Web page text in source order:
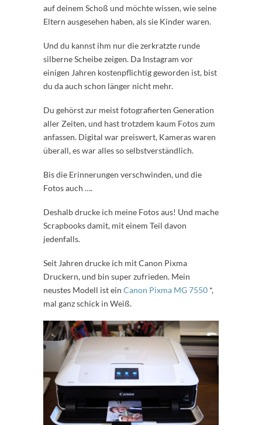
auf deinem Schoß und möchte wissen, wie seine
Eltern ausgesehen haben, als sie Kinder waren.
Und du kannst ihm nur die zerkratzte runde
silberne Scheibe zeigen. Da Instagram vor
einigen Jahren kostenpflichtig geworden ist, bist
du da auch schon länger nicht mehr.
Du gehörst zur meist fotografierten Generation
aller Zeiten, und hast trotzdem kaum Fotos zum
anfassen. Digital war preiswert, Kameras waren
überall, es war alles so selbstverständlich.
Bis die Erinnerungen verschwinden, und die
Fotos auch ….
Deshalb drucke ich meine Fotos aus! Und mache
Scrapbooks damit, mit einem Teil davon
jedenfalls.
Seit Jahren drucke ich mit Canon Pixma
Druckern, und bin super zufrieden. Mein
neustes Modell ist ein Canon Pixma MG 7550 *,
mal ganz schick in Weiß.